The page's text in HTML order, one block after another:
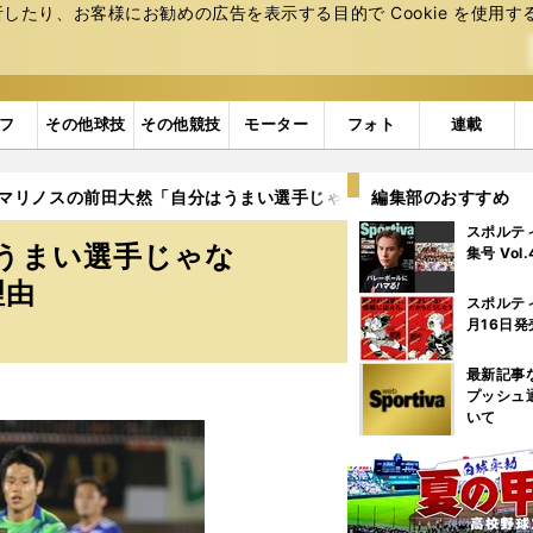
たり、お客様にお勧めの広告を表⽰する⽬的で Cookie を使⽤す
その他球技 その他競技 モーター フォト 連載
リノスの前田大然「自分はうまい選手じゃない」。驚異のスピー
まい選手じゃな
編集部のおすすめ
スポル
集号
スポル
月16日発
最新記
プッシュ
いて